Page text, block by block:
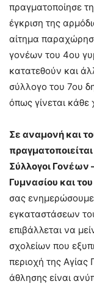
πραγματοποίησε
έγκριση της
αίτημα
γονέων του 4ου
κατατεθούν και
σύλλογο του 7ου
όπως γίνεται κάθε
Σε αναμονή και
Σύλλογοι Γονέων
Γυμνασίου και
σας ενημερώσουμε
εγκαταστάσεων
επιβάλλεται να
σχολείων που
περιοχή της Αγίας
άθλησης είναι